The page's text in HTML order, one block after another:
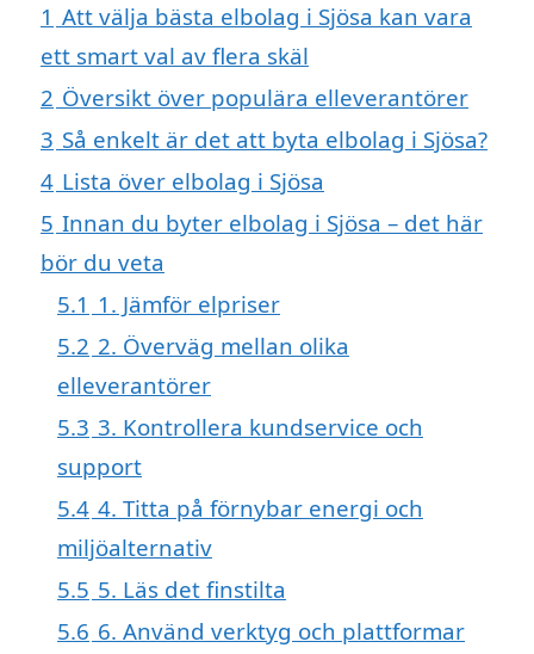
1 Att välja bästa elbolag i Sjösa kan vara
ett smart val av flera skäl
2 Översikt över populära elleverantörer
3 Så enkelt är det att byta elbolag i Sjösa?
4 Lista över elbolag i Sjösa
5 Innan du byter elbolag i Sjösa – det här
bör du veta
5.1 1. Jämför elpriser
5.2 2. Överväg mellan olika
elleverantörer
5.3 3. Kontrollera kundservice och
support
5.4 4. Titta på förnybar energi och
miljöalternativ
5.5 5. Läs det finstilta
5.6 6. Använd verktyg och plattformar